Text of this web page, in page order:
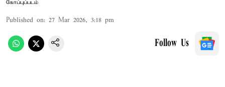
கோப்புப்படம்
Published on: 27 Mar 2026, 3:18 pm
Follow Us